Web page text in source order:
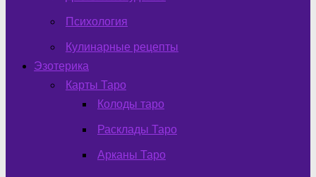
Психология
Кулинарные рецепты
Эзотерика
Карты Таро
Колоды таро
Расклады Таро
Арканы Таро